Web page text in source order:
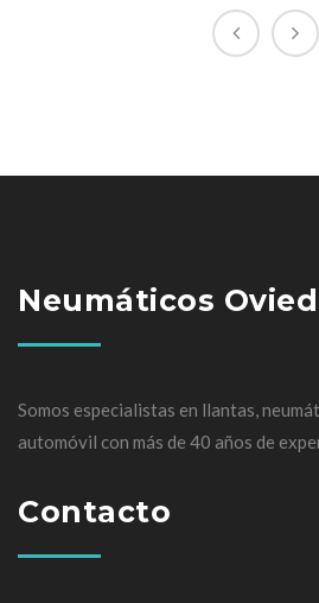
Neumáticos
Somos especialistas en llantas,
automóvil con más de 40 años de
Contacto